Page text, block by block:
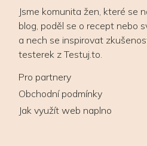
Jsme komunita žen, které se
blog, poděl se o recept nebo
a nech se inspirovat
testerek z Testuj.to.
Pro partnery
Obchodní podmínky
Jak využít web naplno